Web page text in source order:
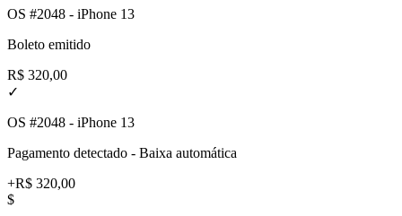
OS #2048 - iPhone 13
Boleto emitido
R$ 320,00
✓
OS #2048 - iPhone 13
Pagamento detectado - Baixa automática
+R$ 320,00
$